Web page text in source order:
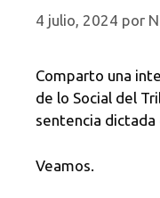
4 julio, 2024 por
Comparto una
de lo Social del
sentencia dictada
Veamos.